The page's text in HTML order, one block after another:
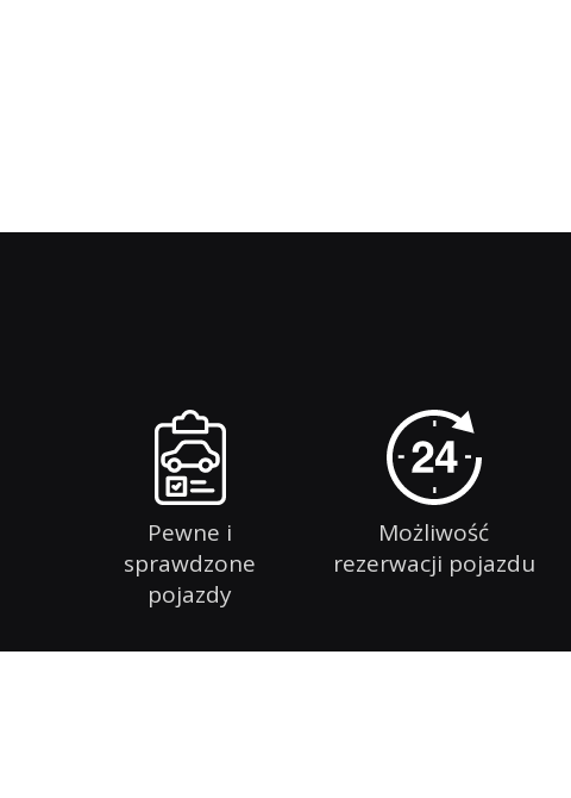
Pewne i
sprawdzone
pojazdy
Możliwość
rezerwacji pojazdu